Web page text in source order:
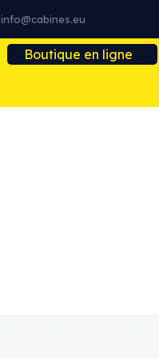
info@cabines.eu
Boutique en ligne